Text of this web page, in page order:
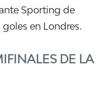
Sporting de
en Londres.
DE LA